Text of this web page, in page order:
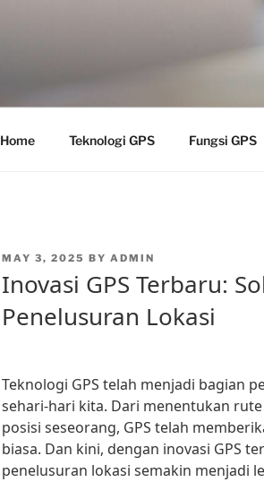
Home Teknologi GPS Fungsi GPS
POSTED
MAY 3, 2025 BY ADMIN
Inovasi GPS Terbaru:
Penelusuran Lokasi
Teknologi GPS telah menjadi bagian
sehari-hari kita. Dari menentukan
posisi seseorang, GPS telah
biasa. Dan kini, dengan inovasi GPS
penelusuran lokasi semakin menjadi